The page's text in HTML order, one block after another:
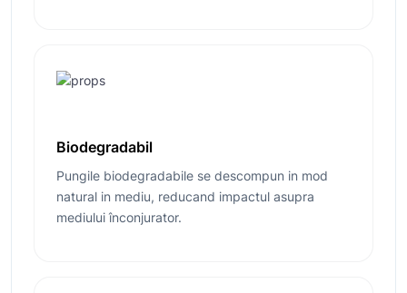
Biodegradabil
Pungile biodegradabile se descompun in mod
natural in mediu, reducand impactul asupra
mediului înconjurator.